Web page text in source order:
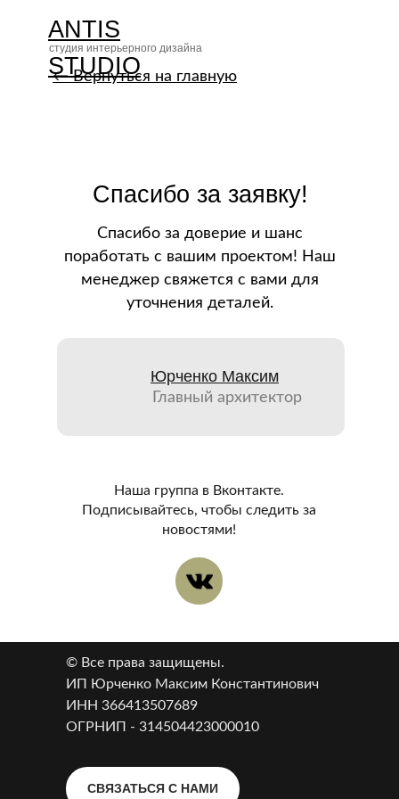
ANTIS
STUDIO
студия интерьерного дизайна
← Вернуться на главную
Наша группа в Вконтакте.
Подписывайтесь, чтобы следить за
новостями!
Спасибо за заявку!
Спасибо за доверие и шанс
поработать с вашим проектом! Наш
менеджер свяжется с вами для
уточнения деталей.
Юрченко Максим
Главный архитектор
СВЯЗАТЬСЯ С НАМИ
© Все права защищены.
ИП Юрченко Максим Константинович
ИНН 366413507689
ОГРНИП - 314504423000010